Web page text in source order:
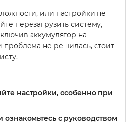
или настройки не
перезагрузить систему,
аккумулятор на
проблема не решилась, стоит
настройки, особенно при
с руководством